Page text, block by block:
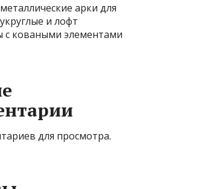
арки для
и лофт
с коваными элементами
для просмотра.